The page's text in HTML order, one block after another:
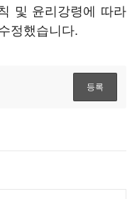
및 윤리강령에 따라
정했습니다.